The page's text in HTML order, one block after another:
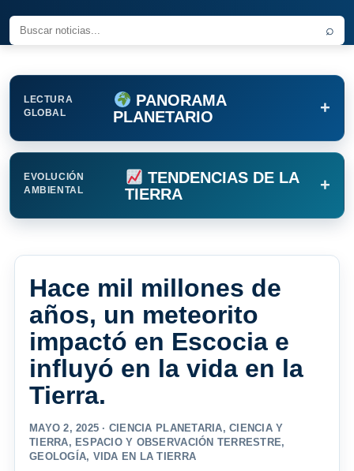
⌕
LECTURA
GLOBAL
PANORAMA
PLANETARIO
+
EVOLUCIÓN
AMBIENTAL
TENDENCIAS DE LA
TIERRA
+
Hace mil millones de
años, un meteorito
impactó en Escocia e
influyó en la vida en la
Tierra.
MAYO 2, 2025 · CIENCIA PLANETARIA,CIENCIA Y
TIERRA, ESPACIO Y OBSERVACIÓN TERRESTRE,
GEOLOGÍA, VIDA EN LA TIERRA